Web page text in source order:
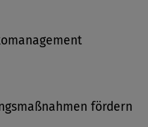
fördern